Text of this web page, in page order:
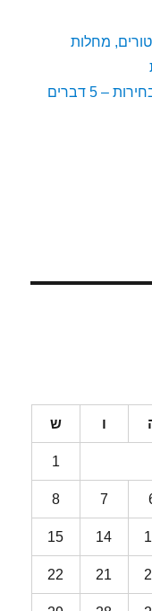
מחלות
רקטות, פיטורים, מחלות ובחירות – 5 דברים
ו ש
1
7
8
14
15
21
22